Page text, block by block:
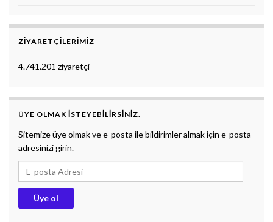
ZIYARETÇILERIMIZ
4.741.201 ziyaretçi
ÜYE OLMAK ISTEYEBILIRSINIZ.
Sitemize üye olmak ve e-posta ile bildirimler almak için e-posta
adresinizi girin.
E-posta Adresi
Üye ol